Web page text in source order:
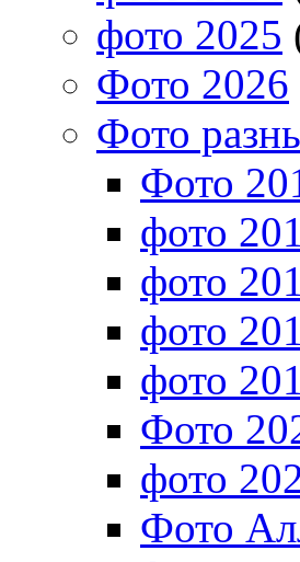
фото 2025
Фото 2026
Фото
Фото
фото
фото
фото
фото
Фото
фото
Фото